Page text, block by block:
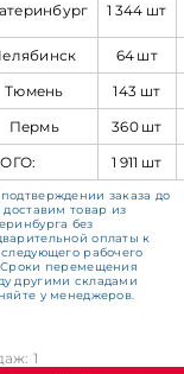
1 344 шт
64 шт
Тюмень
143 шт
Пермь
360 шт
1 911 шт
заказа до
доставим товар из
без
оплаты к
следующего рабочего
Сроки перемещения
другими складами
у менеджеров.
1